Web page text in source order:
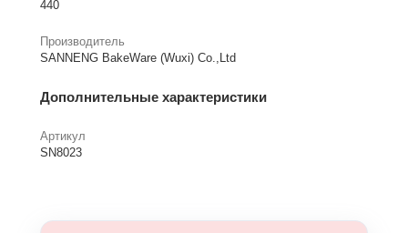
440
Производитель
SANNENG BakeWare (Wuxi) Co.,Ltd
Дополнительные характеристики
Артикул
SN8023